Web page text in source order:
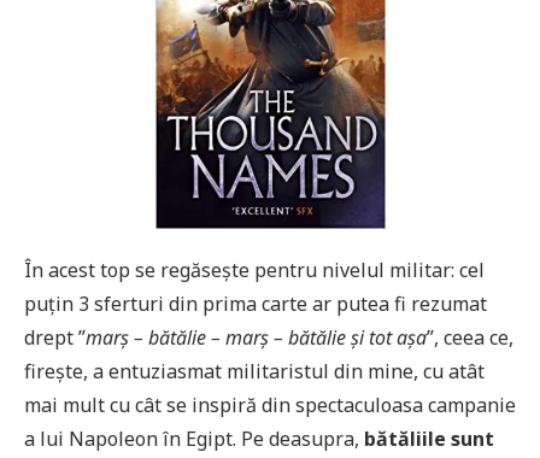
În acest top se regăsește pentru nivelul militar: cel
puțin 3 sferturi din prima carte ar putea fi rezumat
drept ”marș – bătălie – marș – bătălie și tot așa”, ceea ce,
firește, a entuziasmat militaristul din mine, cu atât
mai mult cu cât se inspiră din spectaculoasa campanie
a lui Napoleon în Egipt. Pe deasupra, bătăliile sunt